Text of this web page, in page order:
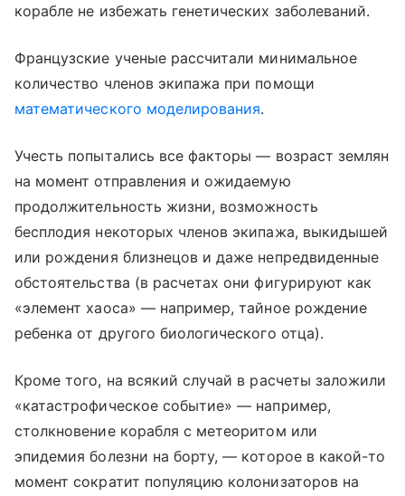
корабле не избежать генетических заболеваний.
Французские ученые рассчитали минимальное
количество членов экипажа при помощи
математического моделирования.
Учесть попытались все факторы — возраст землян
на момент отправления и ожидаемую
продолжительность жизни, возможность
бесплодия некоторых членов экипажа, выкидышей
или рождения близнецов и даже непредвиденные
обстоятельства (в расчетах они фигурируют как
«элемент хаоса» — например, тайное рождение
ребенка от другого биологического отца).
Кроме того, на всякий случай в расчеты заложили
«катастрофическое событие» — например,
столкновение корабля с метеоритом или
эпидемия болезни на борту, — которое в какой-то
момент сократит популяцию колонизаторов на